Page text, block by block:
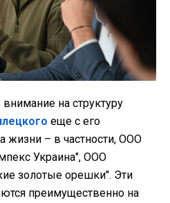
на структуру
еще с его
жизни – в частности, ООО
Украина", ООО
золотые орешки". Эти
преимущественно на